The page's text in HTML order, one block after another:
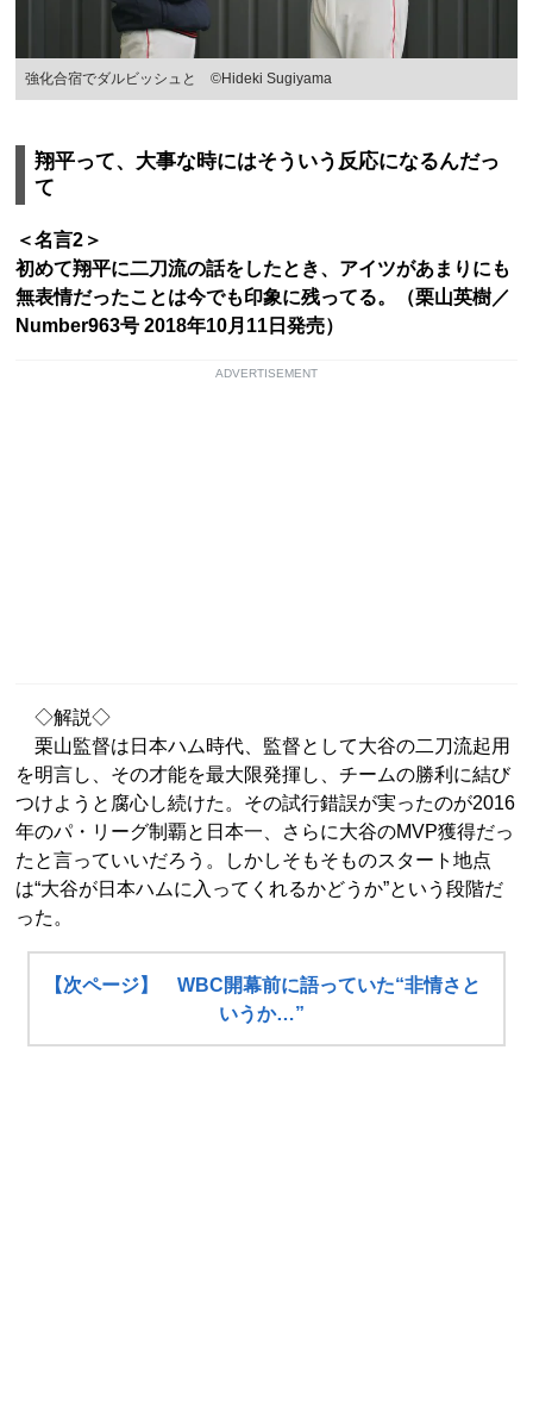
強化合宿でダルビッシュと ©Hideki Sugiyama
翔平って、大事な時にはそういう反応になるんだっ
て
＜名言2＞
初めて翔平に二刀流の話をしたとき、アイツがあまりにも
無表情だったことは今でも印象に残ってる。（栗山英樹／
Number963号 2018年10月11日発売）
ADVERTISEMENT
◇解説◇
栗山監督は日本ハム時代、監督として大谷の二刀流起用
を明言し、その才能を最大限発揮し、チームの勝利に結び
つけようと腐心し続けた。その試行錯誤が実ったのが2016
年のパ・リーグ制覇と日本一、さらに大谷のMVP獲得だっ
たと言っていいだろう。しかしそもそものスタート地点
は“大谷が日本ハムに入ってくれるかどうか”という段階だ
った。
【次ページ】 WBC開幕前に語っていた“非情さと
いうか…”